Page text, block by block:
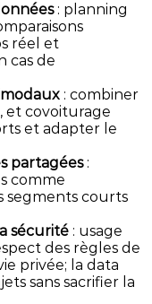
: planning
réel et
cas de
: combiner
et covoiturage
et adapter le
partagées:
comme
segments courts
sécurité : usage
des règles de
privée; la data
sans sacrifier la